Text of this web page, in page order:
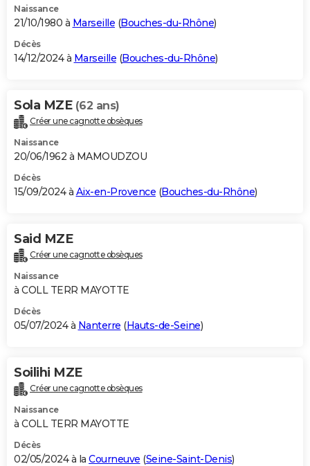
Naissance
21/10/1980 à Marseille (Bouches-du-Rhône)
Décès
14/12/2024 à Marseille (Bouches-du-Rhône)
Sola MZE (62 ans)
Créer une cagnotte obsèques
Naissance
20/06/1962 à MAMOUDZOU
Décès
15/09/2024 à Aix-en-Provence (Bouches-du-Rhône)
Said MZE
Créer une cagnotte obsèques
Naissance
à COLL TERR MAYOTTE
Décès
05/07/2024 à Nanterre (Hauts-de-Seine)
Soilihi MZE
Créer une cagnotte obsèques
Naissance
à COLL TERR MAYOTTE
Décès
02/05/2024 à la Courneuve (Seine-Saint-Denis)